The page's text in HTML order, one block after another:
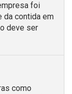
foi
da contida em
deve ser
como